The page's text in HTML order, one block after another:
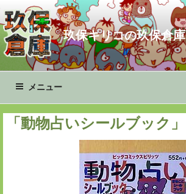
ン
テ
ン
玖保キリコの玖保倉庫
メニュー
「動物占いシールブック」